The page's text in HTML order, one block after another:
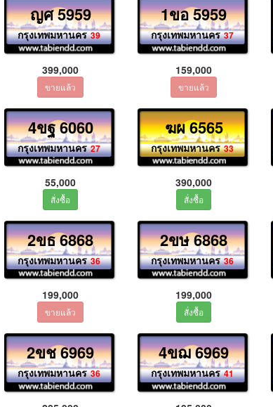
ญศ 5959
กรุงเทพมหานคร 39
399,000
1ขอ 5959
กรุงเทพมหานคร 37
159,000
4ขฐ 6060
กรุงเทพมหานคร 27
55,000
ฆผ 6565
กรุงเทพมหานคร 33
390,000
2ขธ 6868
กรุงเทพมหานคร 36
199,000
2ขษ 6868
กรุงเทพมหานคร 36
199,000
2ขช 6969
กรุงเทพมหานคร 36
4ขฌ 6969
กรุงเทพมหานคร 41